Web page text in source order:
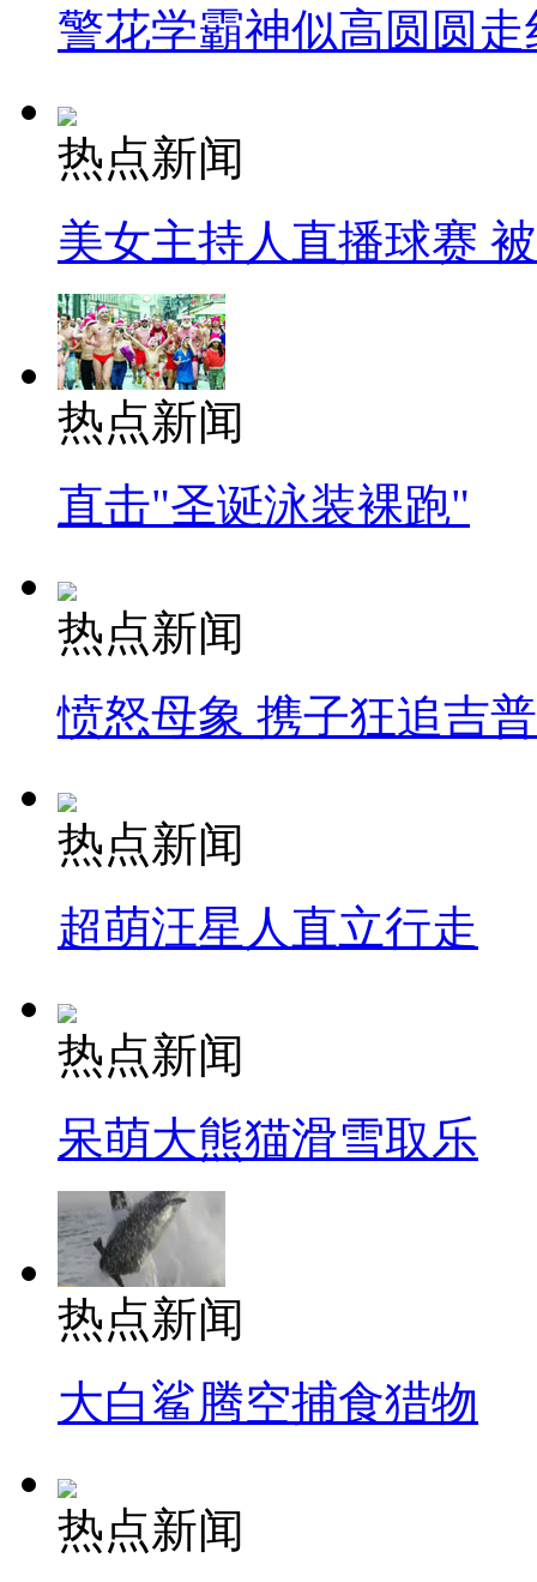
警花学霸神似高圆圆走
热点新闻
美女主持人直播球赛
热点新闻
直击"圣诞泳装裸跑"
热点新闻
愤怒母象 携子狂追吉
热点新闻
超萌汪星人直立行走
热点新闻
呆萌大熊猫滑雪取乐
热点新闻
大白鲨腾空捕食猎物
热点新闻